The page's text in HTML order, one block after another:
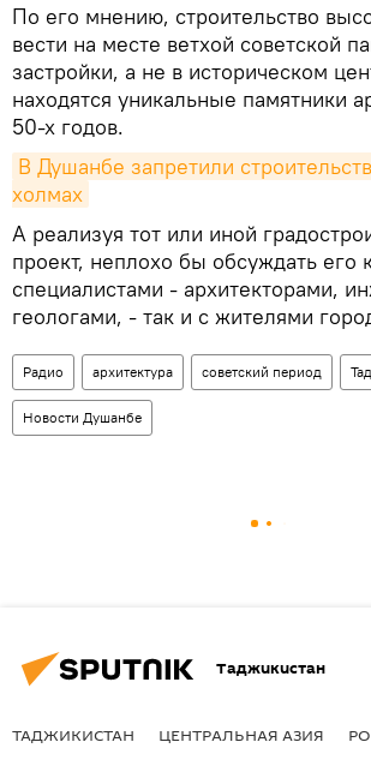
По его мнению, строительство
вести на месте ветхой советской
застройки, а не в историческом
находятся уникальные памятники
50-х годов.
В Душанбе запретили
холмах
А реализуя тот или иной
проект, неплохо бы обсуждать его
специалистами - архитекторами,
геологами, - так и с жителями
Радио архитектура советский период
Новости Душанбе
Таджикистан
ТАДЖИКИСТАН ЦЕНТРАЛЬНАЯ АЗИЯ